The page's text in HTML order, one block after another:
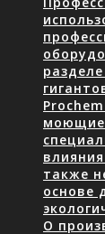
моющие
также
основе
О